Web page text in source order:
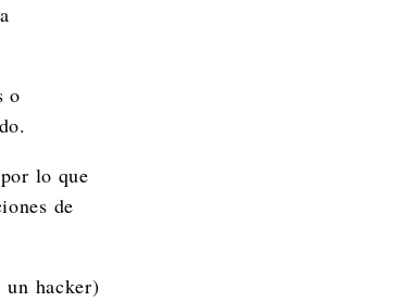
o
lo que
de
un hacker)